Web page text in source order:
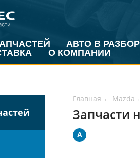
АВТО В РАЗБОР
О КОМПАНИИ
Главная ← Mazda
Запчасти
А